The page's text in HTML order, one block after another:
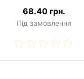
68.40 грн.
Під замовлення